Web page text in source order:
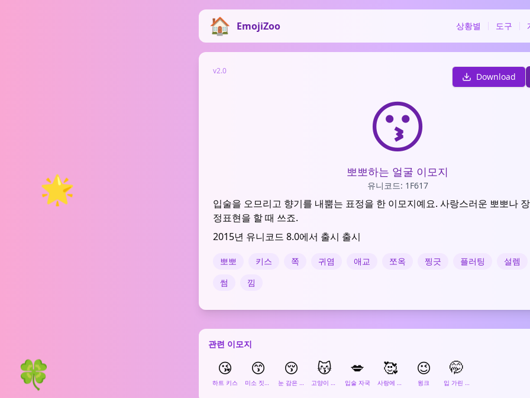
EmojiZoo 상황별 도구
🌟
🍀
v2.0
Download
😗
뽀뽀하는 얼굴 이모지
유니코드: 1F617
입술을 오므리고 향기를 내뿜는 표정을 한 이모지예요. 사랑스러운 뽀뽀나
정표현을 할 때 쓰죠.
2015년 유니코드 8.0에서 출시 출시
뽀뽀 키스 쪽 귀염 애교 쪼옥 찡긋 플러팅
설렘
썸
낌
관련 이모지
😘
하트 키스
😙
미소 짓는 뽀뽀 얼굴
😚
눈 감은 뽀뽀 얼굴
😽
고양이 키스
💋
입술 자국
🥰
사랑에 빠진 얼굴
😉
윙크
🤭
입 가린 얼굴